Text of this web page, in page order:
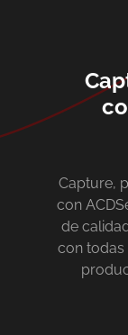
Capture,
con
de
con todas